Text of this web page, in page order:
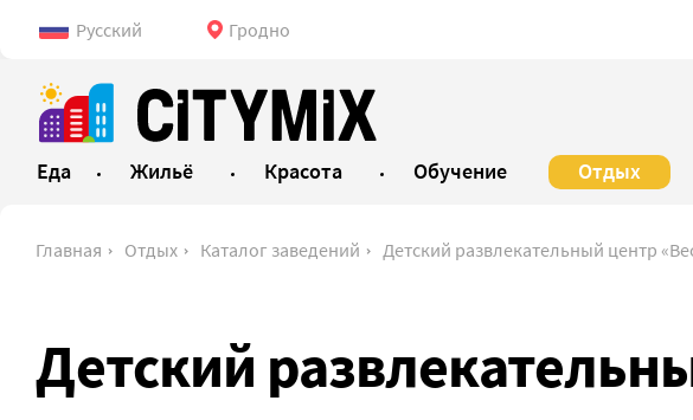
Русский Гродно
Еда Жильё Красота Обучение Отдых
Главная Отдых Каталог заведений Детский развлекательный центр «Весёлый
Детский